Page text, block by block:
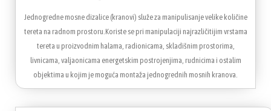
Jednogredne mosne dizalice (kranovi) služe za manipulisanje velike količine
tereta na radnom prostoru.Koriste se pri manipulaciji najrazličitijim vrstama
tereta u proizvodnim halama, radionicama, skladišnim prostorima,
livnicama, valjaonicama energetskim postrojenjima, rudnicima i ostalim
objektima u kojim je moguća montaža jednogrednih mosnih kranova.